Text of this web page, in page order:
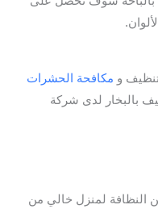
و مكافحة الحشرات
بالبخار لدى شركة
لمنزل خالي من